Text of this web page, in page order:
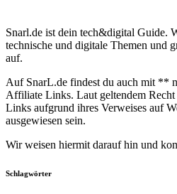
Snarl.de ist dein tech&digital Guide.
technische und digitale Themen und
auf.
Auf SnarL.de findest du auch mit **
Affiliate Links. Laut geltendem Recht
Links aufgrund ihres Verweises auf
ausgewiesen sein.
Wir weisen hiermit darauf hin und
Schlagwörter